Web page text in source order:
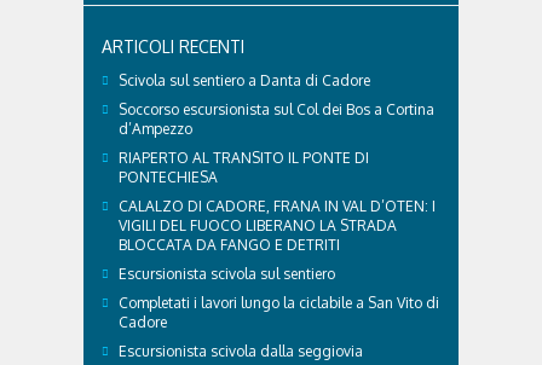
con il veterinario di Cortina, che ci ha illustrato i
principali accorgimenti per aiutare i cani ad
affrontare il caldo in sicurezza e benessere...
ARTICOLI RECENTI
Scivola sul sentiero a Danta di Cadore
Soccorso escursionista sul Col dei Bos a Cortina
d’Ampezzo
RIAPERTO AL TRANSITO IL PONTE DI
PONTECHIESA
CALALZO DI CADORE, FRANA IN VAL D’OTEN: I
VIGILI DEL FUOCO LIBERANO LA STRADA
BLOCCATA DA FANGO E DETRITI
Escursionista scivola sul sentiero
Completati i lavori lungo la ciclabile a San Vito di
Cadore
Escursionista scivola dalla seggiovia